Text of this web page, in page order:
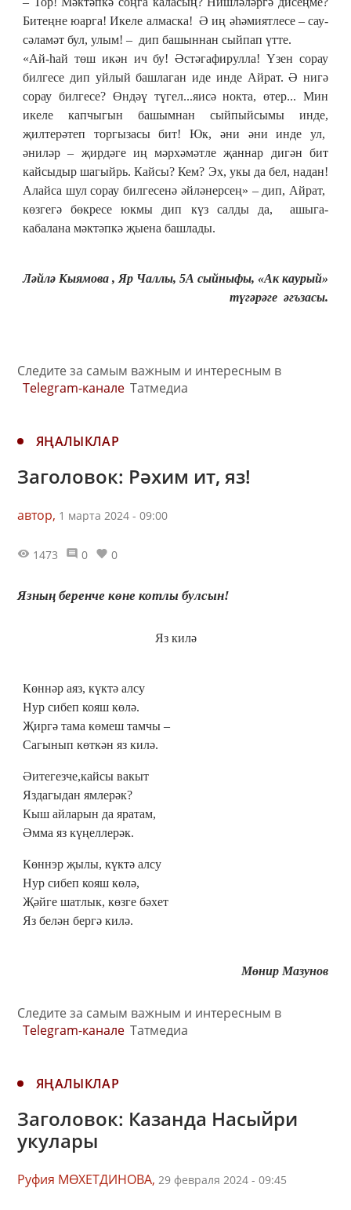
Битеңне юарга! Икеле алмаска! Ә иң әһәмиятлесе – сау-
сәламәт бул, улым! – дип башыннан сыйпап үтте.
«Ай-һай төш икән ич бу! Әстәгафирулла! Үзен сорау
билгесе дип уйлый башлаган иде инде Айрат. Ә нигә
сорау билгесе? Өндәү түгел...яисә нокта, өтер... Мин
икеле капчыгын башымнан сыйпыйсымы инде,
җилтерәтеп торгызасы бит! Юк, әни әни инде ул,
әниләр – җирдәге иң мәрхәмәтле җаннар дигән бит
кайсыдыр шагыйрь. Кайсы? Кем? Эх, укы да бел, надан!
Алайса шул сорау билгесенә әйләнерсең» – дип, Айрат,
көзгегә бөкресе юкмы дип күз салды да, ашыга-
кабалана мәктәпкә җыена башлады.
Ләйлә Кыямова , Яр Чаллы, 5А сыйныфы, «Ак каурый»
түгәрәге әгъзасы.
Следите за самым важным и интересным в
Telegram-канале Татмедиа
ЯҢАЛЫКЛАР
Заголовок: Рәхим ит, яз!
автор, 1 марта 2024 - 09:00
1473 0 0
Язның беренче көне котлы булсын!
Яз килә
Көннәр аяз, күктә алсу
Нур сибеп кояш көлә.
Җиргә тама көмеш тамчы –
Сагынып көткән яз килә.
Әитегезче,кайсы вакыт
Яздагыдан ямлерәк?
Кыш айларын да яратам,
Әмма яз күңеллерәк.
Көннэр җылы, күктә алсу
Нур сибеп кояш көлә,
Җәйге шатлык, көзге бәхет
Яз белән бергә килә.
Мөнир Мазунов
Следите за самым важным и интересным в
Telegram-канале Татмедиа
ЯҢАЛЫКЛАР
Заголовок: Казанда Насыйри
укулары
Руфия МӨХЕТДИНОВА, 29 февраля 2024 - 09:45